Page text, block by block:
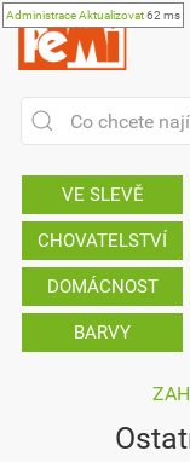
AdministraceAktualizovat62 ms
VE SLEVĚ
CHOVATELSTVÍ
DOMÁCNOST
BARVY